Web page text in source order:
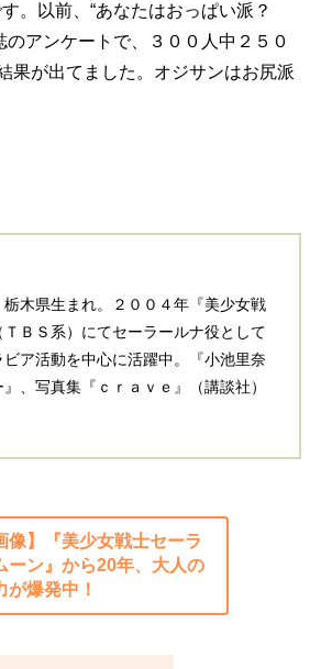
。以前、“あなたはおっぱい派？
のアンケートで、３００人中２５０
果が出てました。オジサンはお尻派
栃木県生まれ。２００４年『美少女戦
ＢＳ系）にてセーラールナ役として
ア活動を中心に活躍中。『小池里奈
、写真集『ｃｒａｖｅ』（講談社）
像】『美少女戦士セーラ
ーン』から20年、大人の
が爆発中！